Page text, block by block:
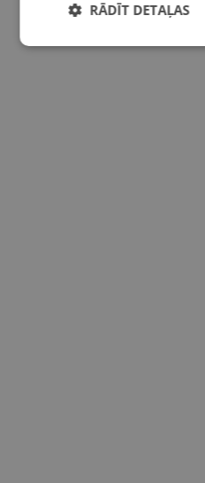
RĀDĪT DETAĻAS